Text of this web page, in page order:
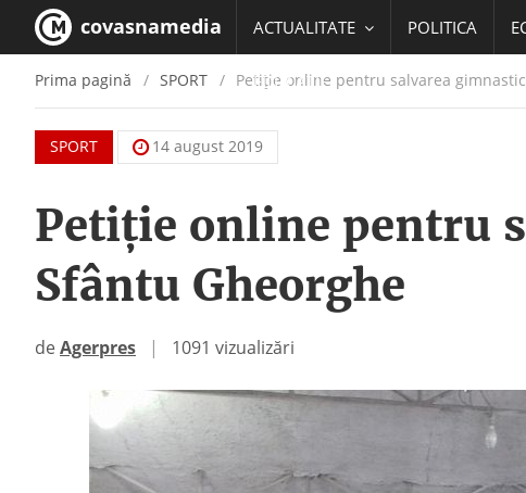
covasnamedia ACTUALITATE POLITICA
EDUCATIE
Prima pagină SPORT Petiţie online pentru salvarea
SPORT 14 august 2019
Petiţie online pentru
Sfântu Gheorghe
deAgerpres | 1091 vizualizări